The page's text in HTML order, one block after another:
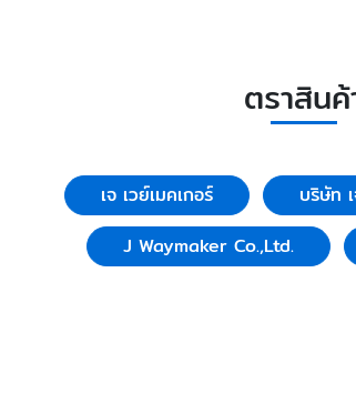
ตราสินค้
เจ เวย์เมคเกอร์
บริษัท
J Waymaker Co.,Ltd.